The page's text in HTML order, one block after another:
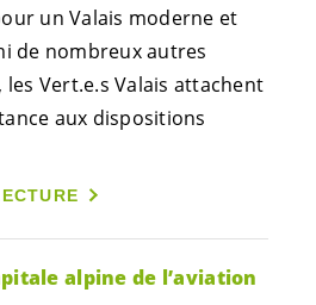
un Valais moderne et
de nombreux autres
les Vert.e.s Valais attachent
aux dispositions
alpine de l’aviation